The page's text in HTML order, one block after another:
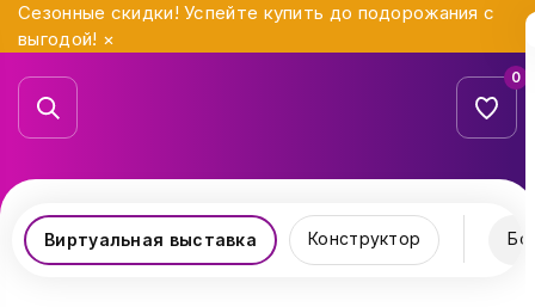
Сезонные скидки! Успейте купить до подорожания с
выгодой! ×
0
Виртуальная выставка Конструктор